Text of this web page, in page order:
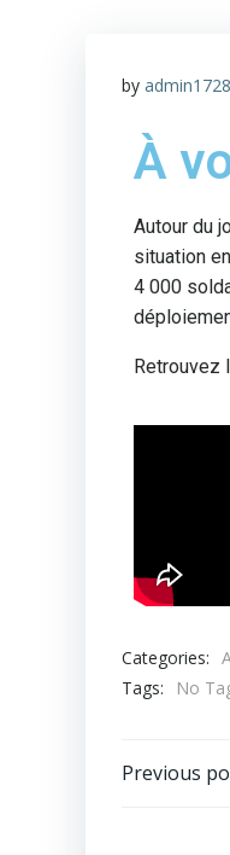
by admin1728
À
Autour du
situation
4 000
Retrouvez
Categories:
Tags:
No
Previous